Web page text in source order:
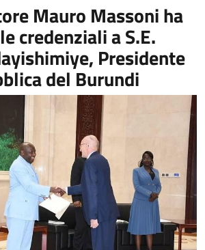
Mauro Massoni ha
credenziali a S.E.
Presidente
del Burundi